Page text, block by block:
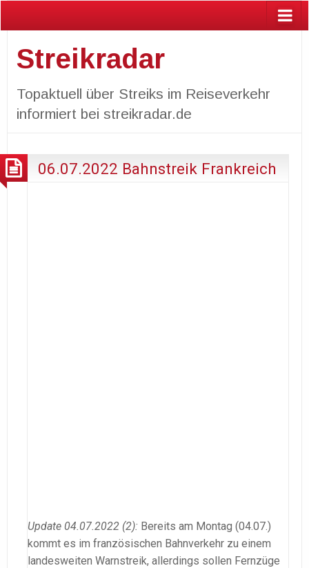
Streikradar
Topaktuell über Streiks im Reiseverkehr
informiert bei streikradar.de
06.07.2022 Bahnstreik Frankreich
Update 04.07.2022 (2): Bereits am Montag (04.07.)
kommt es im französischen Bahnverkehr zu einem
landesweiten Warnstreik, allerdings sollen Fernzüge